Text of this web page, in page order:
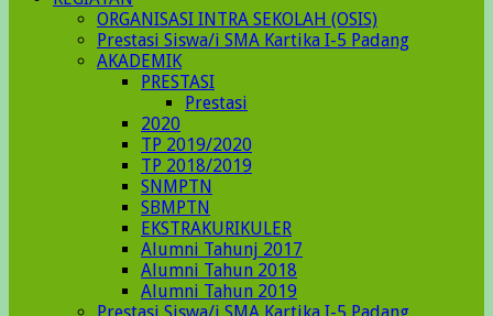
ORGANISASI INTRA SEKOLAH (OSIS)
Prestasi Siswa/i SMA Kartika I-5 Padang
AKADEMIK
PRESTASI
Prestasi
2020
TP 2019/2020
TP 2018/2019
SNMPTN
SBMPTN
EKSTRAKURIKULER
Alumni Tahunj 2017
Alumni Tahun 2018
Alumni Tahun 2019